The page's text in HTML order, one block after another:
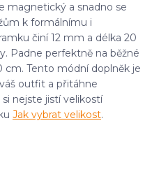
magnetický a snadno se
k formálnímu i
činí 12 mm a délka 20
Padne perfektně na běžné
cm. Tento módní doplněk je
outfit a přitáhne
nejste jistí velikostí
Jak vybrat velikost.